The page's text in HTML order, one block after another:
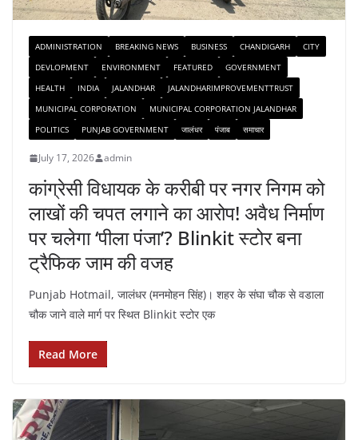
ADMINISTRATION BREAKING NEWS BUSINESS CHANDIGARH
CITY
DEVLOPMENT
ENVIRONMENT FEATURED
GOVERNMENT
HEALTH
INDIA JALANDHAR
JALANDHARIMPROVEMENTTRUST
MUNICIPAL CORPORATION
MUNICIPAL CORPORATION JALANDHAR
POLITICS
PUNJAB GOVERNMENT जालंधर पंजाब समाचार
July 17, 2026 admin
कांग्रेसी विधायक के करीबी पर नगर निगम को
लाखों की चपत लगाने का आरोप! अवैध निर्माण
पर चलेगा ‘पीला पंजा’? Blinkit स्टोर बना
ट्रैफिक जाम की वजह
Punjab Hotmail, जालंधर (मनमोहन सिंह)। शहर के संघा चौक से वडाला
चौक जाने वाले मार्ग पर स्थित Blinkit स्टोर एक
Read More